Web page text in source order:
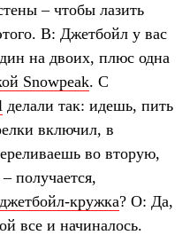
– чтобы лазить
В: Джетбойл у вас
на двоих, плюс одна
Snowpeak. C
делали так: идешь, пить
включил, в
во вторую,
получается,
джетбойл-кружка? О: Да,
все и начиналось.